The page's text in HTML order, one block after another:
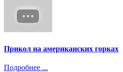
Прикол на американских горках
Подробнее ...